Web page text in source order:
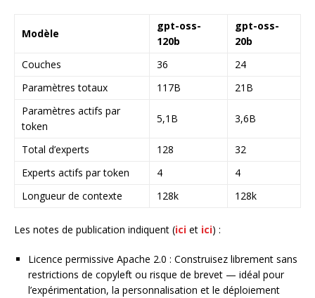
Modèle
gpt-oss-
120b
gpt-oss-
20b
Couches
36
24
Paramètres totaux
117B
21B
Paramètres actifs par
token
5,1B 3,6B
Total d’experts 128
32
Experts actifs par token
4
4
Longueur de contexte
128k 128k
Les notes de publication indiquent (ici et ici) :
Licence permissive Apache 2.0 : Construisez librement sans
restrictions de copyleft ou risque de brevet — idéal pour
l’expérimentation, la personnalisation et le déploiement